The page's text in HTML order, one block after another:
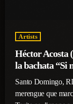
Artists
Héctor Acosta
la bachata “Si
Santo Domingo,
merengue que